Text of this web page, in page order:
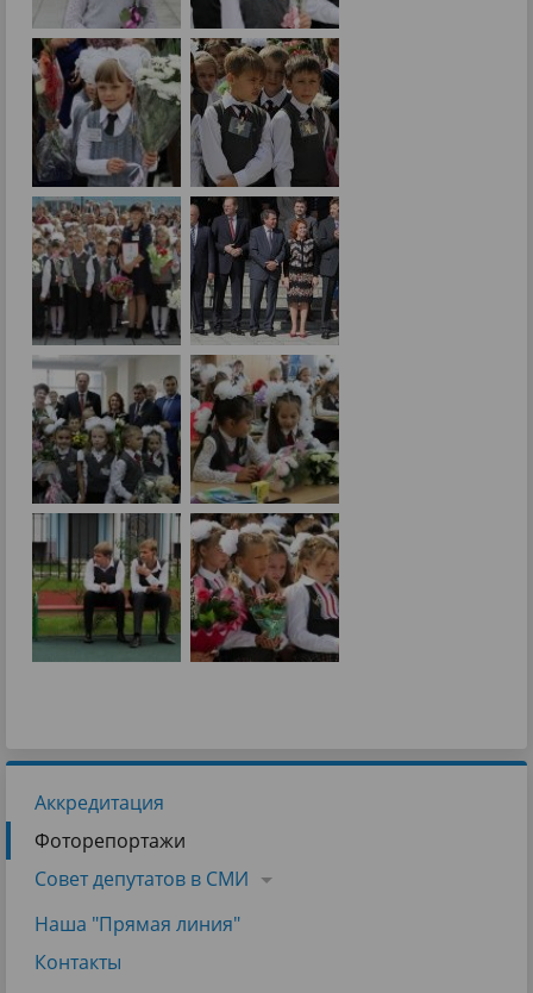
Аккредитация
Фоторепортажи
Совет депутатов в СМИ
Наша "Прямая линия"
Контакты